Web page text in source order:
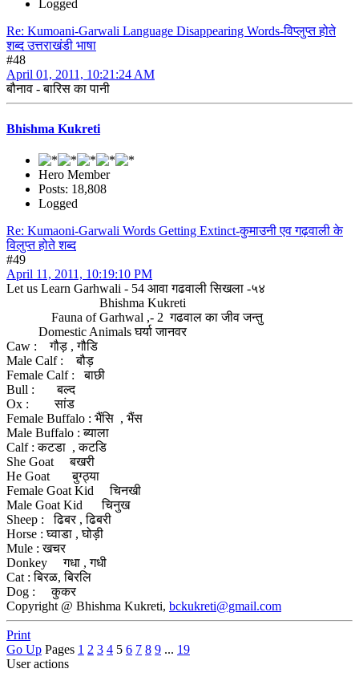
Logged
Re: Kumoani-Garwali Language Disappearing Words-विप्लुप्त होते
शब्द उत्तराखंडी भाषा
#48
April 01, 2011, 10:21:24 AM
बौनाव - बारिस का पानी
Bhishma Kukreti
Hero Member
Posts: 18,808
Logged
Re: Kumaoni-Garwali Words Getting Extinct-कुमाउनी एव गढ़वाली के
विलुप्त होते शब्द
#49
April 11, 2011, 10:19:10 PM
Let us Learn Garhwali - 54 आवा गढवाली सिखला -५४
Bhishma Kukreti
Fauna of Garhwal ,- 2 गढवाल का जीव जन्तु
Domestic Animals घर्या जानवर
Caw : गौड़ , गौडि
Male Calf : बौड़
Female Calf : बाछी
Bull : बल्द
Ox : सांड
Female Buffalo : भैंसि , भैंस
Male Buffalo : ब्याला
Calf : कटडा , कटडि
She Goat बखरी
He Goat बुग्ठ्या
Female Goat Kid चिनखी
Male Goat Kid चिनुख
Sheep : ढिबर , ढिबरी
Horse : घ्वाडा , घोड़ी
Mule : खचर
Donkey गधा , गधी
Cat : बिरळ, बिरलि
Dog : कुकर
Copyright @ Bhishma Kukreti, bckukreti@gmail.com
Print
Go Up Pages 1 2 3 4 5 6 7 8 9 ... 19
User actions